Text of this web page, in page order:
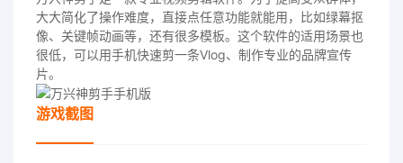
大大简化了操作难度，直接点任意功能就能用，比如绿幕抠
像、关键帧动画等，还有很多模板。这个软件的适用场景也
很低，可以用手机快速剪一条Vlog、制作专业的品牌宣传
片。
游戏截图